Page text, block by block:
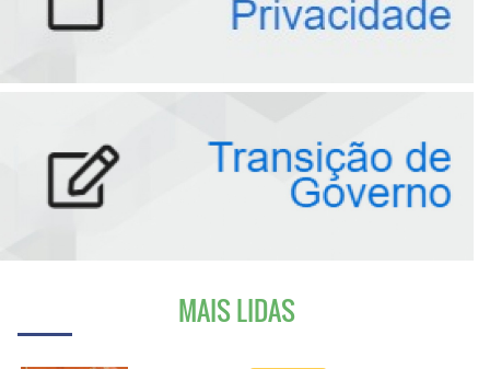
MAIS LIDAS